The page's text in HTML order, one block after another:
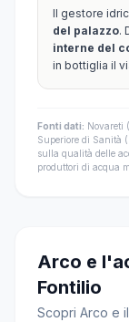
Il gestore
del palazzo.
interne del
in bottiglia il
Fonti dati: Novareti
Superiore di Sanità
sulla qualità delle
produttori di acqua
Arco e
Fontilio
Scopri Arco e